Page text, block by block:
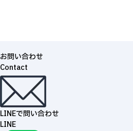
お問い合わせ
Contact
LINEで問い合わせ
LINE